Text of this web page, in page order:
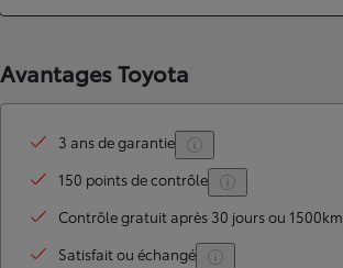
Avantages Toyota
3 ans de garantie
150 points de contrôle
Contrôle gratuit après 30 jours ou 1500km
Satisfait ou échangé